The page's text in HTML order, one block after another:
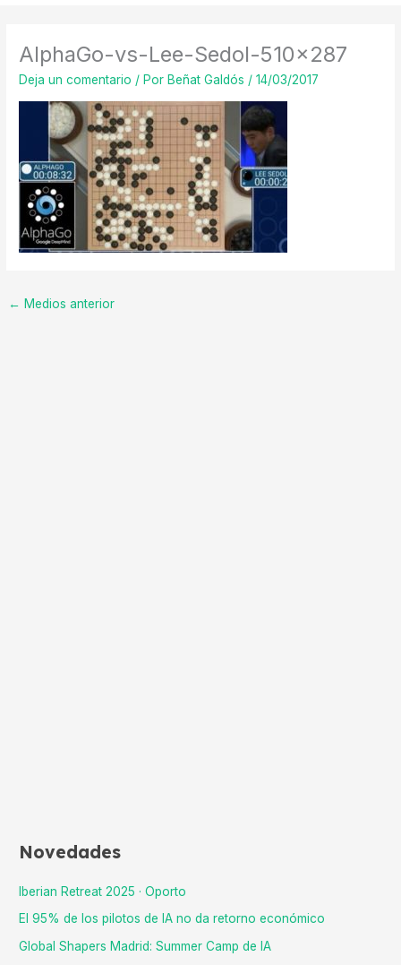
AlphaGo-vs-Lee-Sedol-510×287
Deja un comentario / Por Beñat Galdós /14/03/2017
← Medios anterior
Novedades
Iberian Retreat 2025 · Oporto
El 95% de los pilotos de IA no da retorno económico
Global Shapers Madrid: Summer Camp de IA